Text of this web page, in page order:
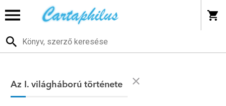
Az I. világháború története